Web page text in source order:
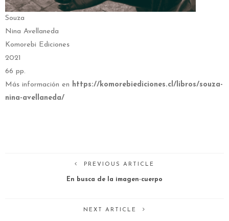
Souza
Nina Avellaneda
Komorebi Ediciones
2021
66 pp.
Más información en https://komorebiediciones.cl/libros/souza-
nina-avellaneda/
PREVIOUS ARTICLE
En busca de la imagen-cuerpo
NEXT ARTICLE